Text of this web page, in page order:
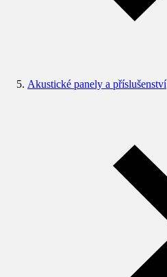
Akustické panely a příslušenství